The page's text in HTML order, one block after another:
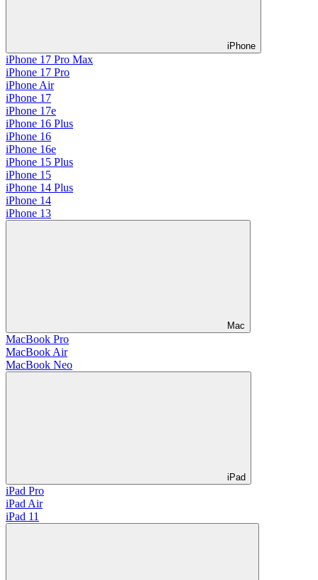
iPhone
iPhone 17 Pro Max
iPhone 17 Pro
iPhone Air
iPhone 17
iPhone 17e
iPhone 16 Plus
iPhone 16
iPhone 16e
iPhone 15 Plus
iPhone 15
iPhone 14 Plus
iPhone 14
iPhone 13
Mac
MacBook Pro
MacBook Air
MacBook Neo
iPad
iPad Pro
iPad Air
iPad 11